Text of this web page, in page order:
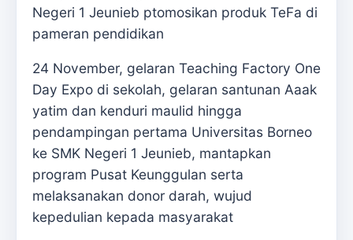
Negeri 1 Jeunieb ptomosikan produk TeFa di
pameran pendidikan
24 November, gelaran Teaching Factory One
Day Expo di sekolah, gelaran santunan Aaak
yatim dan kenduri maulid hingga
pendampingan pertama Universitas Borneo
ke SMK Negeri 1 Jeunieb, mantapkan
program Pusat Keunggulan serta
melaksanakan donor darah, wujud
kepedulian kepada masyarakat